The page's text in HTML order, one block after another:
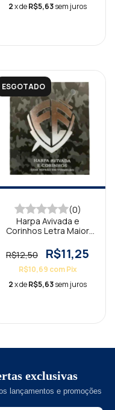
2x deR$5,63sem juros
ESGOTADO
(0)
Harpa Avivada e
Corinhos Letra Maior
R$12,50
R$11,25
R$10,69 com Pix
2x deR$5,63sem juros
exclusivas
lançamentos e promoções